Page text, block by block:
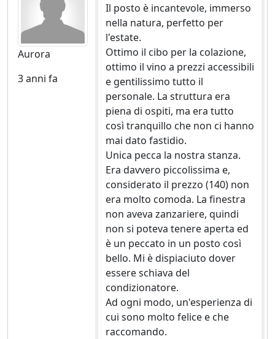
Aurora
3 anni fa
Il posto è incantevole, immerso
nella natura, perfetto per
l'estate.
Ottimo il cibo per la colazione,
ottimo il vino a prezzi accessibili
e gentilissimo tutto il
personale. La struttura era
piena di ospiti, ma era tutto
così tranquillo che non ci hanno
mai dato fastidio.
Unica pecca la nostra stanza.
Era davvero piccolissima e,
considerato il prezzo (140) non
era molto comoda. La finestra
non aveva zanzariere, quindi
non si poteva tenere aperta ed
è un peccato in un posto così
bello. Mi è dispiaciuto dover
essere schiava del
condizionatore.
Ad ogni modo, un'esperienza di
cui sono molto felice e che
raccomando.